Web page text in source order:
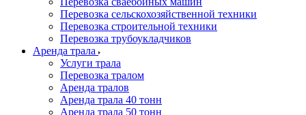
Перевозка сельскохозяйственной техники
Перевозка строительной техники
Перевозка трубоукладчиков
Аренда трала
Услуги трала
Перевозка тралом
Аренда тралов
Аренда трала 40 тонн
Аренда трала 50 тонн